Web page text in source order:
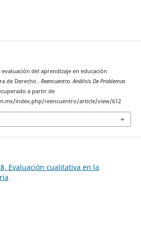
evaluación del aprendizaje en educación
de Derecho . Reencuentro. Análisis De Problemas
a partir de
index.php/reencuentro/article/view/612
Evaluación cualitativa en la